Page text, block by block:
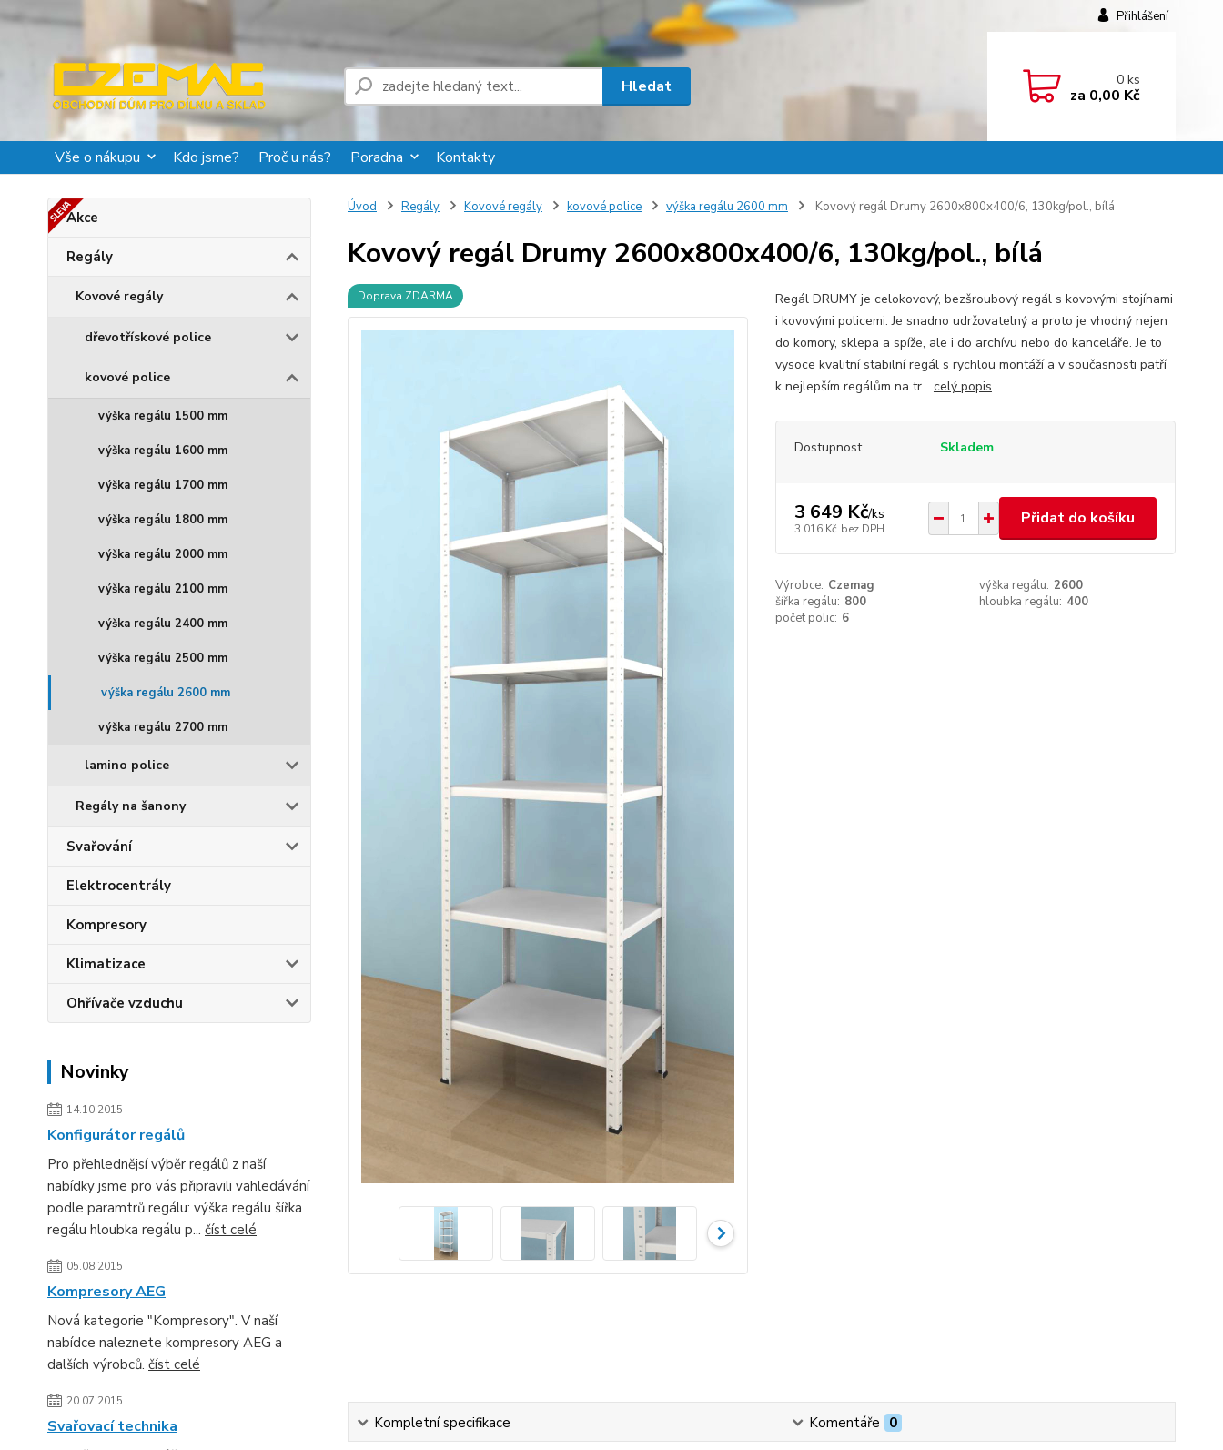
Vše o nákupu Kdo jsme? Proč u nás? Poradna Kontakty
Přihlášení
Hledat 0ks
za 0,00 Kč
Akce
Regály
Kovové regály
dřevotřískové police
kovové police
výška regálu 1500 mm
výška regálu 1600 mm
výška regálu 1700 mm
výška regálu 1800 mm
výška regálu 2000 mm
výška regálu 2100 mm
výška regálu 2400 mm
výška regálu 2500 mm
výška regálu 2600 mm
výška regálu 2700 mm
lamino police
Regály na šanony
Svařování
Elektrocentrály
Kompresory
Klimatizace
Ohřívače vzduchu
Novinky
14.10.2015
Konfigurátor regálů
Pro přehlednějsí výběr regálů z naší
nabídky jsme pro vás připravili vahledávání
podle paramtrů regálu: výška regálu šířka
regálu hloubka regálu p... číst celé
05.08.2015
Kompresory AEG
Nová kategorie "Kompresory". V naší
nabídce naleznete kompresory AEG a
dalších výrobců. číst celé
20.07.2015
Svařovací technika
Úvod Regály Kovové regály kovové police výška regálu 2600 mm Kovový regál Drumy 2600x800x400/6, 130kg/pol., bílá
Kovový regál Drumy 2600x800x400/6, 130kg/pol., bílá
Doprava ZDARMA
Regál DRUMY je celokovový, bezšroubový regál s kovovými stojínami
i kovovými policemi. Je snadno udržovatelný a proto je vhodný nejen
do komory, sklepa a spíže, ale i do archívu nebo do kanceláře. Je to
vysoce kvalitní stabilní regál s rychlou montáží a v současnosti patří
k nejlepším regálům na tr... celý popis
Dostupnost Skladem
3 649 Kč/ks
3 016 Kč bez DPH
Přidat do košíku
Výrobce: Czemag výška regálu: 2600
šířka regálu: 800 hloubka regálu: 400
počet polic: 6
Kompletní specifikace Komentáře 0